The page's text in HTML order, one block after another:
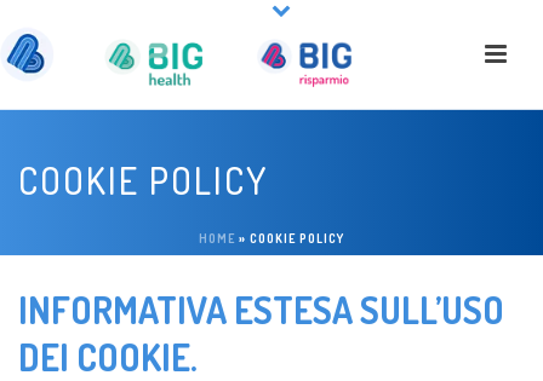
COOKIE POLICY
HOME » COOKIE POLICY
INFORMATIVA ESTESA SULL’USO
DEI COOKIE.